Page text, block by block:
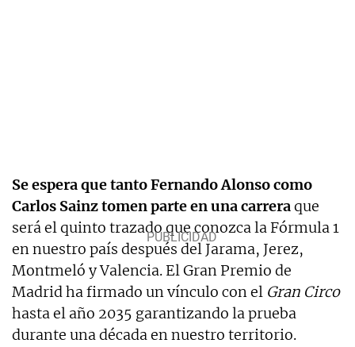
Se espera que tanto Fernando Alonso como
Carlos Sainz tomen parte en una carreraque
será el quinto trazado que conozca la Fórmula 1
en nuestro país después del Jarama, Jerez,
Montmeló y Valencia. El Gran Premio de
Madrid ha firmado un vínculo con el Gran Circo
hasta el año 2035 garantizando la prueba
durante una década en nuestro territorio.